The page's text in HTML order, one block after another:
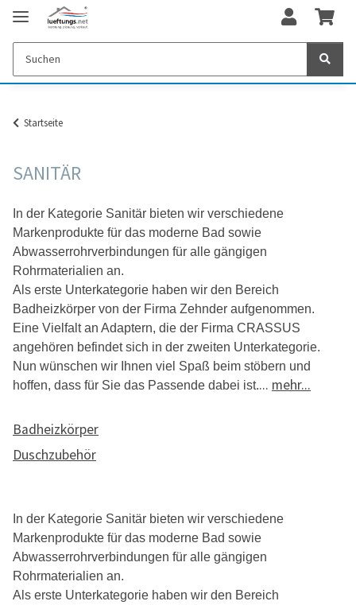
Startseite
SANITÄR
In der Kategorie Sanitär bieten wir verschiedene
Markenprodukte für das moderne Bad sowie
Abwasserrohrverbindungen für alle gängigen
Rohrmaterialien an.
Als erste Unterkategorie haben wir den Bereich
Badheizkörper von der Firma Zehnder aufgenommen.
Eine Vielfalt an Adaptern, die der Firma CRASSUS
angehören befindet sich in der zweiten Unterkategorie.
Nun wünschen wir Ihnen viel Spaß beim stöbern und
hoffen, dass für Sie das Passende dabei ist.... mehr...
Badheizkörper
Duschzubehör
In der Kategorie Sanitär bieten wir verschiedene
Markenprodukte für das moderne Bad sowie
Abwasserrohrverbindungen für alle gängigen
Rohrmaterialien an.
Als erste Unterkategorie haben wir den Bereich